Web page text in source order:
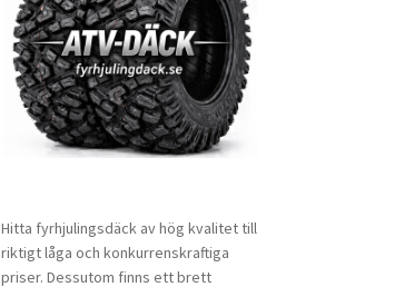
Hitta fyrhjulingsdäck av hög kvalitet till
riktigt låga och konkurrenskraftiga
priser. Dessutom finns ett brett